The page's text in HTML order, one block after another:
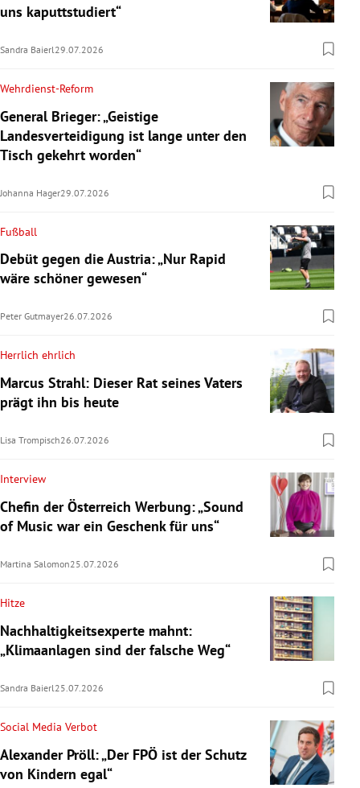
uns kaputtstudiert“
Sandra Baierl 29.07.2026
Wehrdienst-Reform
General Brieger: „Geistige
Landesverteidigung ist lange unter den
Tisch gekehrt worden“
Johanna Hager29.07.2026
Fußball
Debüt gegen die Austria: „Nur Rapid
wäre schöner gewesen“
Peter Gutmayer26.07.2026
Herrlich ehrlich
Marcus Strahl: Dieser Rat seines Vaters
prägt ihn bis heute
Lisa Trompisch26.07.2026
Interview
Chefin der Österreich Werbung: „Sound
of Music war ein Geschenk für uns“
Martina Salomon25.07.2026
Hitze
Nachhaltigkeitsexperte mahnt:
„Klimaanlagen sind der falsche Weg“
Sandra Baierl25.07.2026
Social Media Verbot
Alexander Pröll: „Der FPÖ ist der Schutz
von Kindern egal“